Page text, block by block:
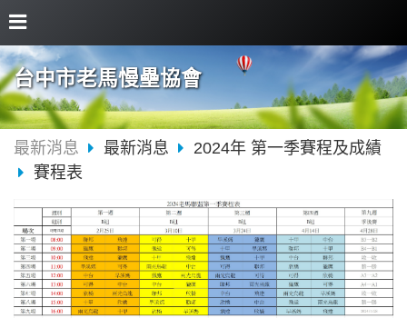
台中市老馬慢壘協會
最新消息 最新消息
2024年 第一季賽程及成績
賽程表